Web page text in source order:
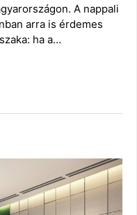
A nappali
arra is érdemes
ha a…